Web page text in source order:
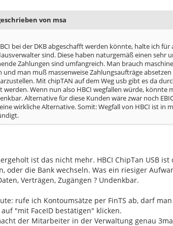
von msa
bei der DKB abgeschafft werden könnte, halte ich
sind. Diese haben naturgemäß einen sehr
Zahlungen sind umfangreich. Man brauch
und man muß massenweise Zahlungsaufträge
Mit chipTAN auf dem Weg usb gibt es da
werden. Wenn nun also HBCI wegfallen würde,
Alternative für diese Kunden wäre zwar noch
wirkliche Alternative. Somit: Wegfall von HBCI ist in
ist das nicht mehr. HBCI ChipTan USB
oder die Bank wechseln. Was ein riesiger
Verträgen, Zugängen ? Undenkbar.
rufe ich Kontoumsätze per FinTS ab, darf
auf "mit FaceID bestätigen" klicken.
der Mitarbeiter in der Verwaltung genau